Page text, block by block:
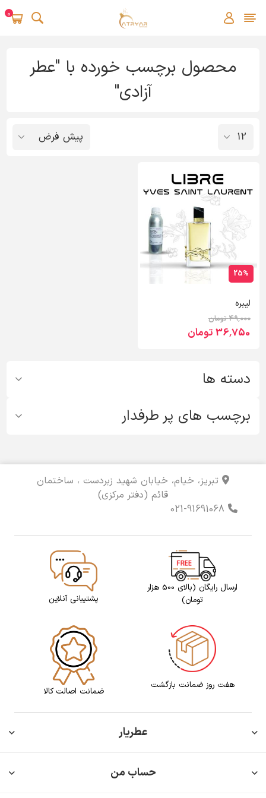
0
دسته ها
برچسب های پر طرفدار
محصول برچسب خورده با "عطر
آزادی"
25%
لیبره
49٬000 تومان
36٬750 تومان
تبریز، خیام، خیابان شهید زبردست ، ساختمان
قائم (دفتر مرکزی)
ارسال رایگان (بالای 500 هزار
تومان)
پشتیبانی آنلاین
هفت روز ضمانت بازگشت
ضمانت اصالت کالا
عطریار
حساب من